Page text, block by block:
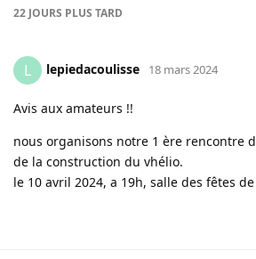
22 JOURS PLUS TARD
L lepiedacoulisse 18 mars 2024
Avis aux amateurs !!
nous organisons notre 1 ère rencontre
de la construction du vhélio.
le 10 avril 2024, a 19h, salle des fêtes